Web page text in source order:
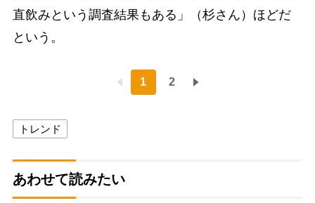
直飲みという調査結果もある」（杉さん）ほどだ
という。
1 2
トレンド
あわせて読みたい